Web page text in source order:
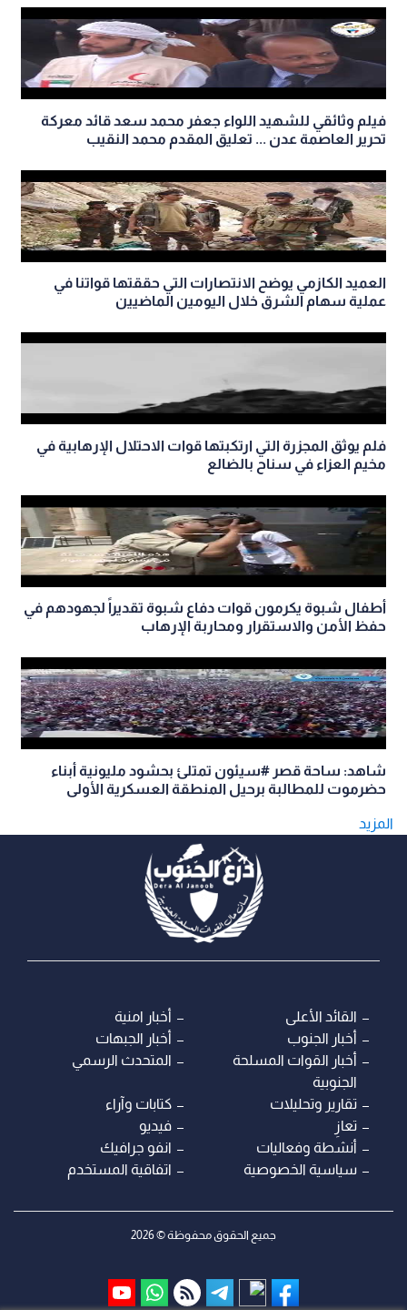
فيلم وثائقي للشهيد اللواء جعفر محمد سعد قائد معركة
تحرير العاصمة عدن ... تعليق المقدم محمد النقيب
العميد الكازمي يوضح الانتصارات التي حققتها قواتنا في
عملية سهام الشرق خلال اليومين الماضيين
فلم يوثق المجزرة التي ارتكبتها قوات الاحتلال الإرهابية في
مخيم العزاء في سناح بالضالع
أطفال شبوة يكرمون قوات دفاع شبوة تقديراً لجهودهم في
حفظ الأمن والاستقرار ومحاربة الإرهاب
شاهد: ساحة قصر #سيئون تمتلئ بحشود مليونية أبناء
حضرموت للمطالبة برحيل المنطقة العسكرية الأولى
المزيد
القائد الأعلى
أخبار امنية
أخبار الجنوب
أخبار الجبهات
أخبار القوات المسلحة
الجنوبية
المتحدث الرسمي
تقارير وتحليلات
كتابات وآراء
تعازِ
فيديو
أنشطة وفعاليات
انفو جرافيك
سياسية الخصوصية
اتفاقية المستخدم
جميع الحقوق محفوظة © 2026